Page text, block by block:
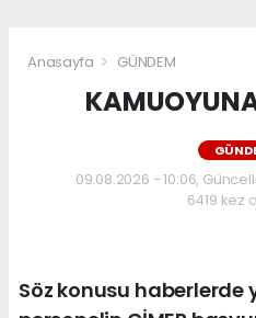
Anasayfa GÜNDEM
09.08.2026 - 10:06,
6419 kez
Söz konusu haberlerde